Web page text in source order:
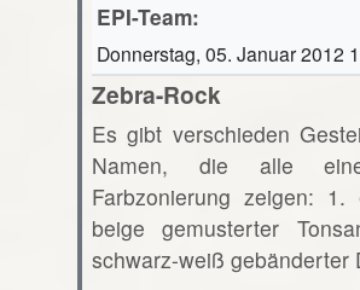
EPI-Team:
Donnerstag, 05. Januar 2012
Zebra-Rock
Es gibt verschieden
Namen, die alle
Farbzonierung zeigen:
beige gemusterter
schwarz-weiß gebänderter